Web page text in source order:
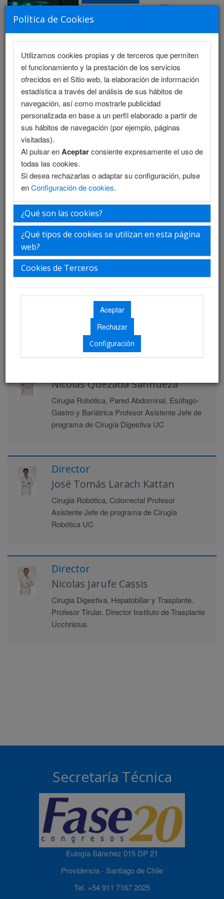
Política de Cookies
Utilizamos cookies propias y de terceros que permiten
el funcionamiento y la prestación de los servicios
ofrecidos en el Sitio web, la elaboración de información
estadística a través del análisis de sus hábitos de
navegación, así como mostrarle publicidad
personalizada en base a un perfil elaborado a partir de
sus hábitos de navegación (por ejemplo, páginas
visitadas).
Al pulsar enAceptarconsiente expresamente el uso de
todas las cookies.
Si desea rechazarlas o adaptar su configuración, pulse
enConfiguración de cookies.
¿Qué son las cookies?
¿Qué tipos de cookies se utilizan en esta página
web?
Cookies de Terceros
Configuración
MENU
Directores
Directores
Director
Fernando Crovari Eulufi
Cirugia de Esófago-Gastro y Bariátrica
Profesor Asociado Presidente del congreso
Jefe del Departamento de Cirugía Digestiva UC
Director
Julián Varas
Innovación, Educación y Tecnología Cirujano
General, Profesor Asociado Director Alterno del
Centro de Simulación UC.
Nicolas Quezada Sanhueza
Cirugia Robótica, Pared Abdominal, Esófago-
Gastro y Bariátrica Profesor Asistente Jefe de
programa de Cirugía Digestiva UC
Director
José Tomás Larach Kattan
Cirugia Robótica, Colorrectal Profesor
Asistente Jefe de programa de Cirugía
Robótica UC
Director
Nicolas Jarufe Cassis
Cirugia Digestiva, Hepatobiliar y Trasplante.
Profesor Tirular. Director Instituto de Trasplante
Ucchristus.
Secretaría Técnica
Eulogía Sánchez 015 DP 21
Providencia - Santiago de Chile
Tel. +54 911 7167 2025